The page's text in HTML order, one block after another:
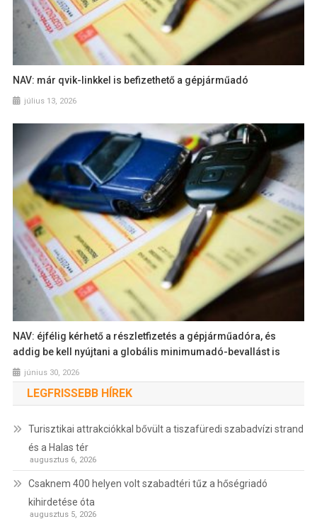
NAV: már qvik-linkkel is befizethető a gépjárműadó
július 13, 2026
NAV: éjfélig kérhető a részletfizetés a gépjárműadóra, és
addig be kell nyújtani a globális minimumadó-bevallást is
június 30, 2026
LEGFRISSEBB HÍREK
Turisztikai attrakciókkal bővült a tiszafüredi szabadvízi strand
és a Halas tér
augusztus 6, 2026
Csaknem 400 helyen volt szabadtéri tűz a hőségriadó
kihirdetése óta
augusztus 5, 2026